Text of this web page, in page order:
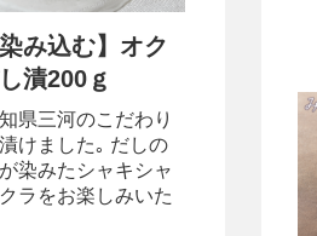
み込む】オク
漬200ｇ
県三河のこだわり
けました｡ だしの
染みたシャキシャ
ラをお楽しみいた